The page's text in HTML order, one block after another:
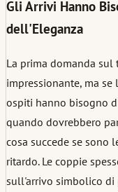
Gli Arrivi Hanno
dell'Eleganza
La prima domanda sul
impressionante, ma
ospiti hanno bisogno
quando dovrebbero
cosa succede se sono
ritardo. Le coppie
sull'arrivo simbolico di